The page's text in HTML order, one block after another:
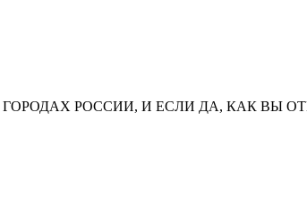
РОССИИ, И ЕСЛИ ДА, КАК ВЫ